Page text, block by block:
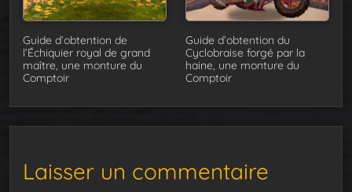
Guide d’obtention de
l’Échiquier royal de grand
maître, une monture du
Comptoir
Guide d’obtention du
Cyclobraise forgé par la
haine, une monture du
Comptoir
Laisser un commentaire